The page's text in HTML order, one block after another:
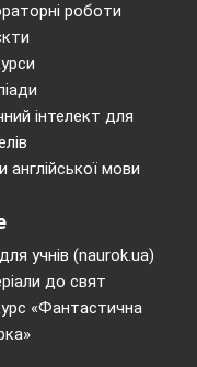
роботи
інтелект для
англійської мови
учнів (naurok.ua)
до свят
«Фантастична